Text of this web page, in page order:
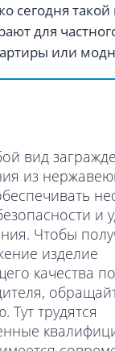
сегодня
для
или
вид
из
и
Чтобы
изделие
качества
Тут трудятся